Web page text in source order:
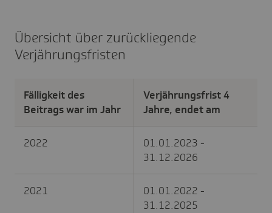
Übersicht über zurückliegende
Verjährungsfristen
Fälligkeit des
Beitrags war im Jahr
Verjährungsfrist 4
Jahre, endet am
2022
01.01.2023 -
31.12.2026
2021
01.01.2022 -
31.12.2025